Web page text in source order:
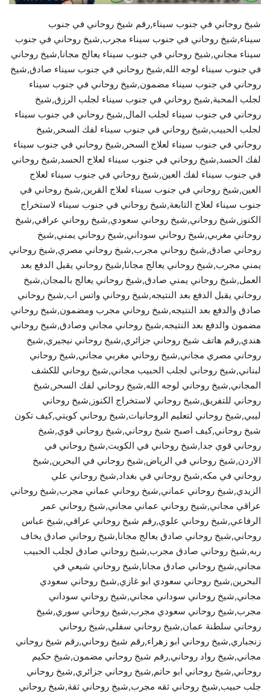
شيخ روحاني في جنوب سيناء,رقم شيخ روحاني في جنوب
سيناء,شيخ روحاني في جنوب سيناء مجرب,شيخ روحاني في جنوب
سيناء مجاني,شيخ روحاني في جنوب سيناء يعالج مجانا,شيخ روحاني
في جنوب سيناء لوجه الله,شيخ روحاني في جنوب سيناء صادق,شيخ
روحاني في جنوب سيناء مضمون,شيخ روحاني في جنوب سيناء
لجلب المحبة,شيخ روحاني في جنوب سيناء لجلب الرزق,شيخ
روحاني في جنوب سيناء لجلب المال,شيخ روحاني في جنوب سيناء
لجلب الحبيب,شيخ روحاني في جنوب سيناء لفك السحر,شيخ
روحاني في جنوب سيناء لعلاج السحر,شيخ روحاني في جنوب سيناء
لفك الحسد,شيخ روحاني في جنوب سيناء لعلاج الحسد,شيخ روحاني
في جنوب سيناء لفك العين,شيخ روحاني في جنوب سيناء لعلاج
العين,شيخ روحاني في جنوب سيناء لعلاج القرين,شيخ روحاني في
جنوب سيناء لعلاج التابعة,شيخ روحاني في جنوب سيناء لاستخراج
الكنوز,شيخ روحاني,شيخ روحاني سعودي,شيخ روحاني عراقي,شيخ
روحاني مغربي,شيخ روحاني سوداني,شيخ روحاني يمني,شيخ
روحاني صادق,شيخ روحاني مجرب,شيخ روحاني مصري,شيخ روحاني
يمني مجرب,شيخ روحاني يعالج مجانا,شيخ روحاني يقبل الدفع بعد
العمل,شيخ روحاني يمني صادق,شيخ روحاني يعالج بالمجان,شيخ
روحاني يقبل الدفع بعد النتيجه,شيخ روحاني واتس اب,شيخ روحاني
صادق والدفع بعد النتيجه,شيخ روحاني مجرب ومضمون,شيخ روحاني
مضمون والدفع بعد النتيجه,شيخ روحاني مجاني وصادق,شيخ روحاني
هندي,رقم هاتف شيخ روحاني جزائري,شيخ روحاني نيجيري,شيخ
روحاني مصري مجاني,شيخ روحاني مغربي مجاني,شيخ روحاني
لبناني,شيخ روحاني لجلب الحبيب مجاني,شيخ روحاني للكشف
المجاني,شيخ روحاني لوجه الله,شيخ روحاني لفك السحر,شيخ
روحاني للتفريق,شيخ روحاني لاستخراج الكنوز,شيخ روحاني
ليبي,شيخ روحاني لتعليم الروحانيات,شيخ روحاني كويتي,كيف تكون
شيخ روحاني,كيف اصبح شيخ روحاني,شيخ روحاني قوي,شيخ
روحاني قوي جدا,شيخ روحاني في الكويت,شيخ روحاني في
الاردن,شيخ روحاني في الرياض,شيخ روحاني في البحرين,شيخ
روحاني في مكه,شيخ روحاني في بغداد,شيخ روحاني علي
الزيدي,شيخ روحاني عماني,شيخ روحاني عماني مجرب,شيخ روحاني
عراقي مجاني,شيخ روحاني عماني مجاني,شيخ روحاني عمر
الرفاعي,شيخ روحاني علوي,رقم شيخ روحاني عراقي,شيخ عباس
روحاني,شيخ روحاني صادق يعالج مجانا,شيخ روحاني صادق يخاف
ربه,شيخ روحاني صادق مجرب,شيخ روحاني صادق لجلب الحبيب
مجاني,شيخ روحاني صادق مجانا,شيخ روحاني شيعي في
البحرين,شيخ روحاني سعودي ابو غازي,شيخ روحاني سعودي
مجاني,شيخ روحاني سوداني مجاني,شيخ روحاني سوداني
مجرب,شيخ روحاني سعودي مجرب,شيخ روحاني سوري,شيخ
روحاني سلطنة عمان,شيخ روحاني سفلي,شيخ روحاني
زنجباري,شيخ روحاني ابو زهراء,رقم شيخ روحاني,رقم شيخ روحاني
مجاني,شيخ رواد روحاني,رقم شيخ روحاني مضمون,شيخ حكيم
روحاني,شيخ روحاني ابو حاتم,شيخ روحاني جزائري,شيخ روحاني
جلب حبيب,شيخ روحاني ثقه مجرب,شيخ روحاني ثقة,شيخ روحاني